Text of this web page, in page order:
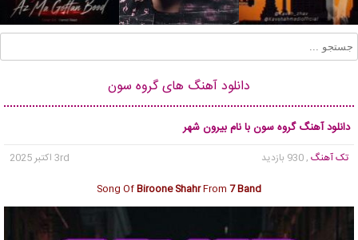
دانلود آهنگ های گروه سون
دانلود آهنگ گروه سون با نام بیرون شهر
تک آهنگ , 930 بازدید
3rd اکتبر 2025
Song OfBiroone ShahrFrom 7 Band